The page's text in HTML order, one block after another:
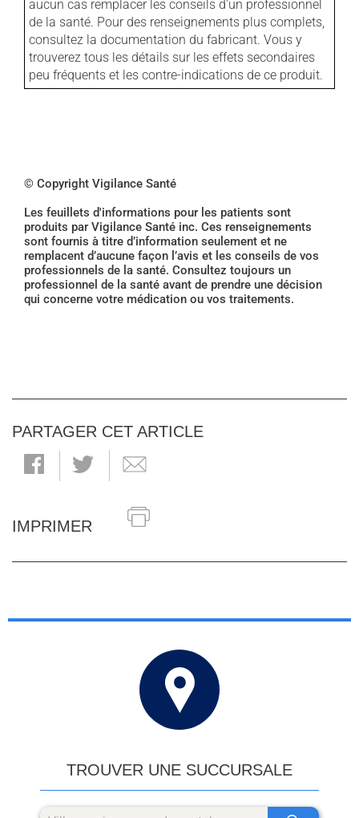
aucun cas remplacer les conseils d'un professionnel
de la santé. Pour des renseignements plus complets,
consultez la documentation du fabricant. Vous y
trouverez tous les détails sur les effets secondaires
peu fréquents et les contre-indications de ce produit.
© Copyright Vigilance Santé
Les feuillets d'informations pour les patients sont
produits par Vigilance Santé inc. Ces renseignements
sont fournis à titre d’information seulement et ne
remplacent d’aucune façon l’avis et les conseils de vos
professionnels de la santé. Consultez toujours un
professionnel de la santé avant de prendre une décision
qui concerne votre médication ou vos traitements.
PARTAGER CET ARTICLE
IMPRIMER
TROUVER UNE SUCCURSALE